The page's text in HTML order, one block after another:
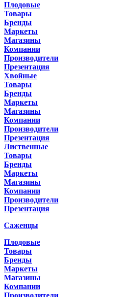
Плодовые
Товары
Бренды
Маркеты
Магазины
Компании
Производители
Презентация
Хвойные
Товары
Бренды
Маркеты
Магазины
Компании
Производители
Презентация
Лиственные
Товары
Бренды
Маркеты
Магазины
Компании
Производители
Презентация
Саженцы
Плодовые
Товары
Бренды
Маркеты
Магазины
Компании
Производители